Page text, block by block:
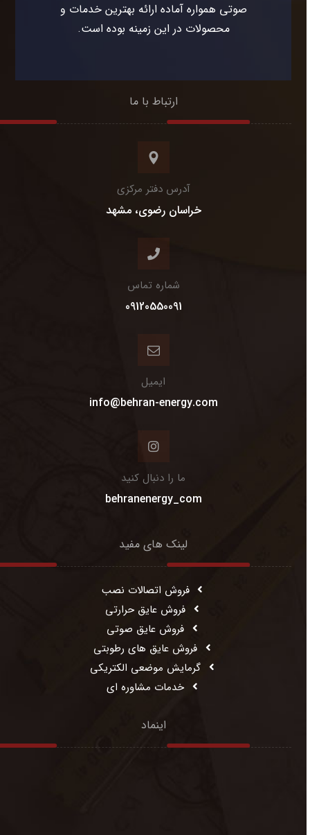
صوتی همواره آماده ارائه بهترین خدمات و
محصولات در این زمینه بوده است.
ارتباط با ما
آدرس دفتر مرکزی
خراسان رضوی، مشهد
شماره تماس
09120550091
ایمیل
info@behran-energy.com
ما را دنبال کنید
behranenergy_com
لینک های مفید
فروش اتصالات نصب
فروش عایق حرارتی
فروش عایق صوتی
فروش عایق های رطوبتی
گرمایش موضعی الکتریکی
خدمات مشاوره ای
اینماد